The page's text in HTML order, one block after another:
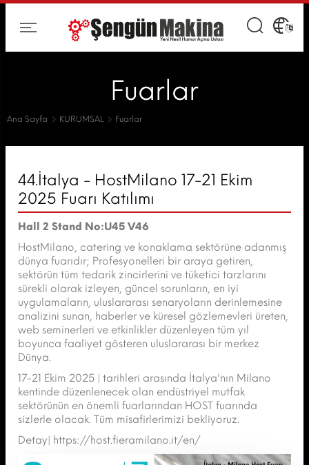
Fuarlar
Ana Sayfa KURUMSAL Fuarlar
44.İtalya - HostMilano 17-21 Ekim
2025 Fuarı Katılımı
Hall 2 Stand No:U45 V46
HostMilano, catering ve konaklama sektörüne adanmış
dünya fuarıdır; Profesyonelleri bir araya getiren,
sektörün tüm tedarik zincirlerini ve tüketici tarzlarını
sürekli olarak izleyen, güncel sorunların, en iyi
uygulamaların, uluslararası senaryoların derinlemesine
analizini sunan, haberler ve küresel gözlemevleri üreten,
web seminerleri ve etkinlikler düzenleyen tüm yıl
boyunca faaliyet gösteren uluslararası bir merkez
Dünya.
17-21 Ekim 2025 | tarihleri arasında İtalya'nın Milano
kentinde düzenlenecek olan endüstriyel mutfak
sektörünün en önemli fuarlarından HOST fuarında
sizlerle olacak. Tüm misafirlerimizi bekliyoruz.
Detay| https://host.fieramilano.it/en/